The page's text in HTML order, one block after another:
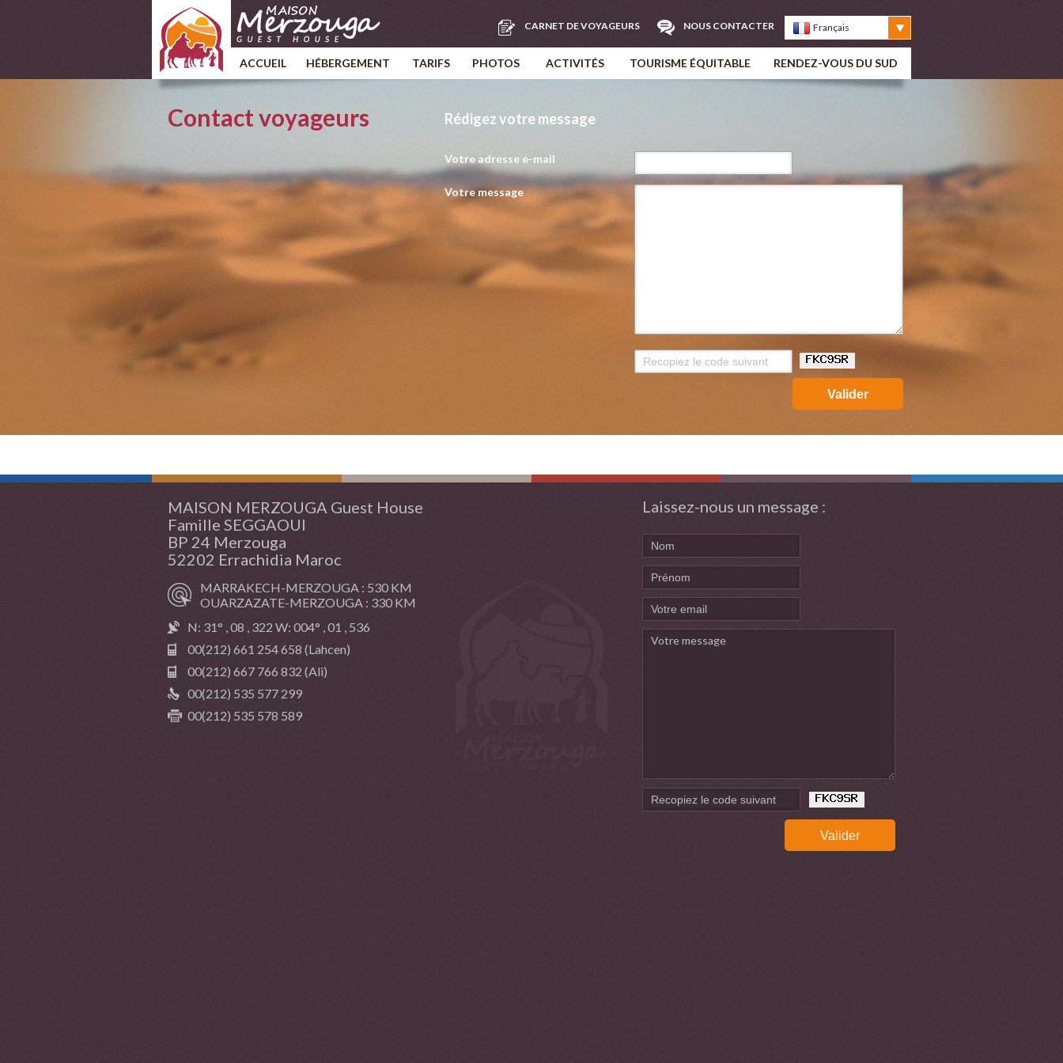
CARNET DE VOYAGEURS NOUS CONTACTER Français
ACCUEIL HÉBERGEMENT TARIFS PHOTOS ACTIVITÉS TOURISME ÉQUITABLE RENDEZ-VOUS DU SUD
Contact voyageurs Rédigez votre message
Votre adresse e-mail
Votre message
Valider
MAISON MERZOUGA Guest House
Famille SEGGAOUI
BP 24 Merzouga
52202 Errachidia Maroc
MARRAKECH-MERZOUGA : 530 KM
OUARZAZATE-MERZOUGA : 330 KM
N: 31° , 08 , 322 W: 004° , 01 , 536
00(212) 661 254 658 (Lahcen)
00(212) 667 766 832 (Ali)
00(212) 535 577 299
00(212) 535 578 589
Laissez-nous un message :
Valider